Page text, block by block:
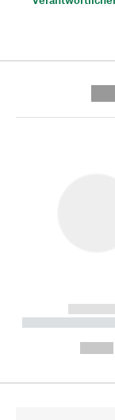
-----------